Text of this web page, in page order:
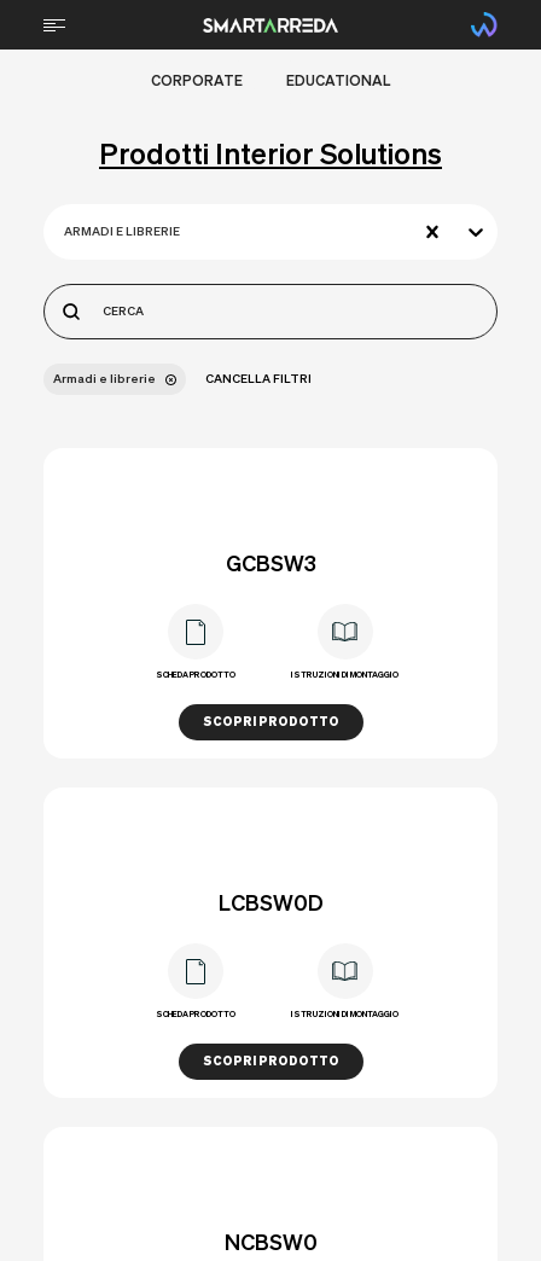
TECNOLOGIA
Assistenza RMA
Downloads
Contatti
CORPORATE EDUCATIONAL
Prodotti Interior Solutions
ARMADI E LIBRERIE
Armadi e librerie CANCELLA FILTRI
GCBSW3
SCHEDA PRODOTTO ISTRUZIONI DI MONTAGGIO
SCOPRI PRODOTTO
LCBSW0D
SCHEDA PRODOTTO ISTRUZIONI DI MONTAGGIO
SCOPRI PRODOTTO
NCBSW0